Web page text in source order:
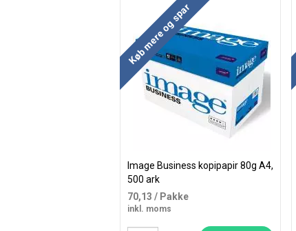
Køb mere og spar
Image Business kopipapir 80g A4,
500 ark
70,13 / Pakke
inkl. moms